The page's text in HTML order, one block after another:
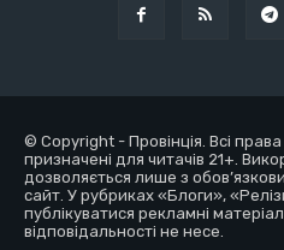
© Copyright - Провінція. Всі
призначені для читачів 21+.
дозволяється лише з
сайт. У рубриках «Блоги»,
публікуватися рекламні
відповідальності не несе.